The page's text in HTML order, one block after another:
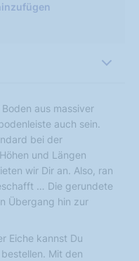
aus massiver
auch sein.
bei der
und Längen
wir Dir an. Also, ran
… Die gerundete
Übergang hin zur
Eiche kannst Du
Mit den